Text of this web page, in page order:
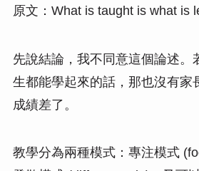
原文：What is taught is what is
先說結論，我不同意這個論述。
生都能學起來的話，那也沒有家
成績差了。
教學分為兩種模式：專注模式